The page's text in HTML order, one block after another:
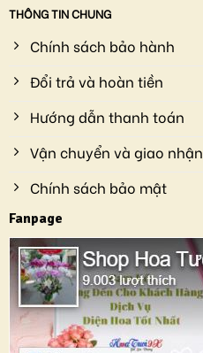
THÔNG TIN CHUNG
Chính sách bảo hành
Đổi trả và hoàn tiền
Hướng dẫn thanh toán
Vận chuyển và giao nhận
Chính sách bảo mật
Fanpage